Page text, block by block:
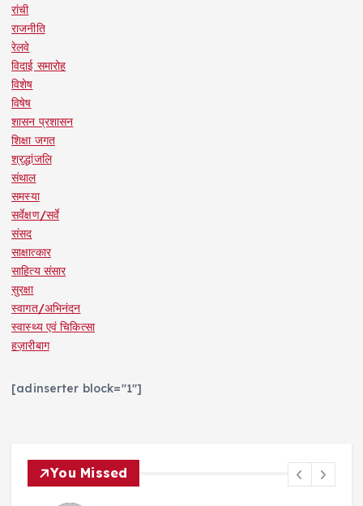
रांची
राजनीति
रेलवे
विदाई समारोह
विशेष
विषेष
शासन प्रशासन
शिक्षा जगत
श्रद्धांजलि
संथाल
समस्या
सर्वेक्षण/सर्वे
संसद
साक्षात्कार
साहित्य संसार
सुरक्षा
स्वागत/अभिनंदन
स्वास्थ्य एवं चिकित्सा
हज़ारीबाग
[adinserter block="1"]
You Missed